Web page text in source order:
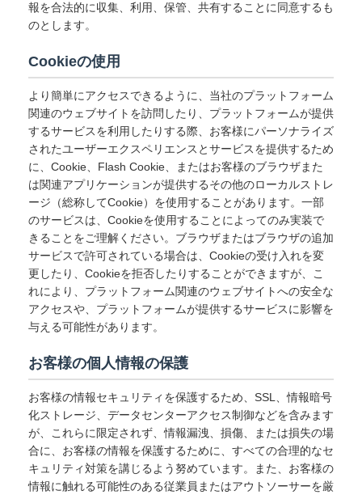
報を合法的に収集、利用、保管、共有することに同意するも
のとします。
Cookieの使用
より簡単にアクセスできるように、当社のプラットフォーム
関連のウェブサイトを訪問したり、プラットフォームが提供
するサービスを利用したりする際、お客様にパーソナライズ
されたユーザーエクスペリエンスとサービスを提供するため
に、Cookie、Flash Cookie、またはお客様のブラウザまた
は関連アプリケーションが提供するその他のローカルストレ
ージ（総称してCookie）を使用することがあります。一部
のサービスは、Cookieを使用することによってのみ実装で
きることをご理解ください。ブラウザまたはブラウザの追加
サービスで許可されている場合は、Cookieの受け入れを変
更したり、Cookieを拒否したりすることができますが、こ
れにより、プラットフォーム関連のウェブサイトへの安全な
アクセスや、プラットフォームが提供するサービスに影響を
与える可能性があります。
お客様の個人情報の保護
お客様の情報セキュリティを保護するため、SSL、情報暗号
化ストレージ、データセンターアクセス制御などを含みます
が、これらに限定されず、情報漏洩、損傷、または損失の場
合に、お客様の情報を保護するために、すべての合理的なセ
キュリティ対策を講じるよう努めています。また、お客様の
情報に触れる可能性のある従業員またはアウトソーサーを厳